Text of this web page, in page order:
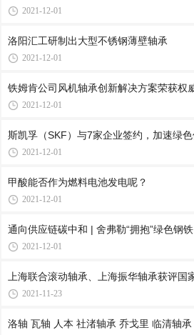
2021-12-01
洛阳汇工研制出大型不锈钢薄壁轴承
2021-12-01
铁姆肯公司风机轴承创新解决方案荣获权
2021-12-01
斯凯孚（SKF）与7家企业签约，加速绿
2021-12-01
甲酸能否作为燃料电池发电呢？
2021-12-01
通向供应链碳中和 | 舍弗勒“拥抱”绿色钢铁
2021-12-01
上海联合滚动轴承、上海振华轴承获评国
2021-11-23
洛轴 瓦轴 人本 社渚轴承 乔戈里 临清轴承